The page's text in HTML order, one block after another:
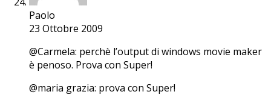
Paolo
23 Ottobre 2009
@Carmela: perchè l’output di windows movie maker
è penoso. Prova con Super!
@maria grazia: prova con Super!